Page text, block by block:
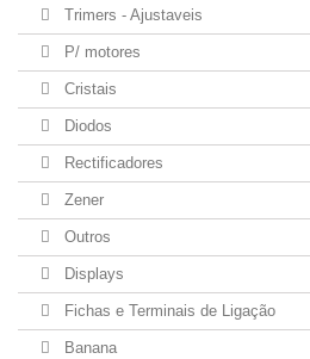
Trimers - Ajustaveis
P/ motores
Cristais
Diodos
Rectificadores
Zener
Outros
Displays
Fichas e Terminais de Ligação
Banana